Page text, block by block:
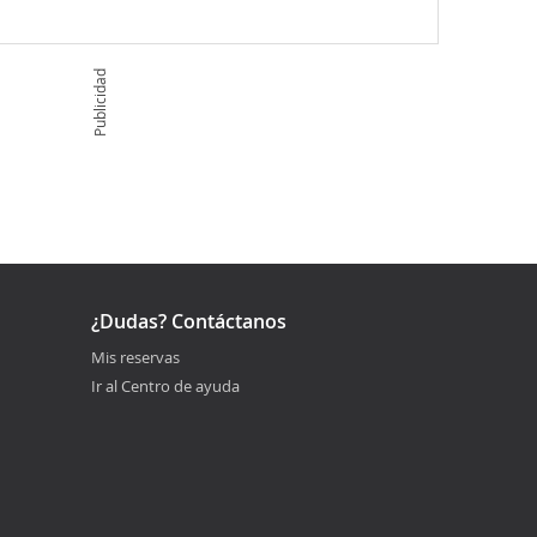
Publicidad
¿Dudas? Contáctanos
Mis reservas
Ir al Centro de ayuda